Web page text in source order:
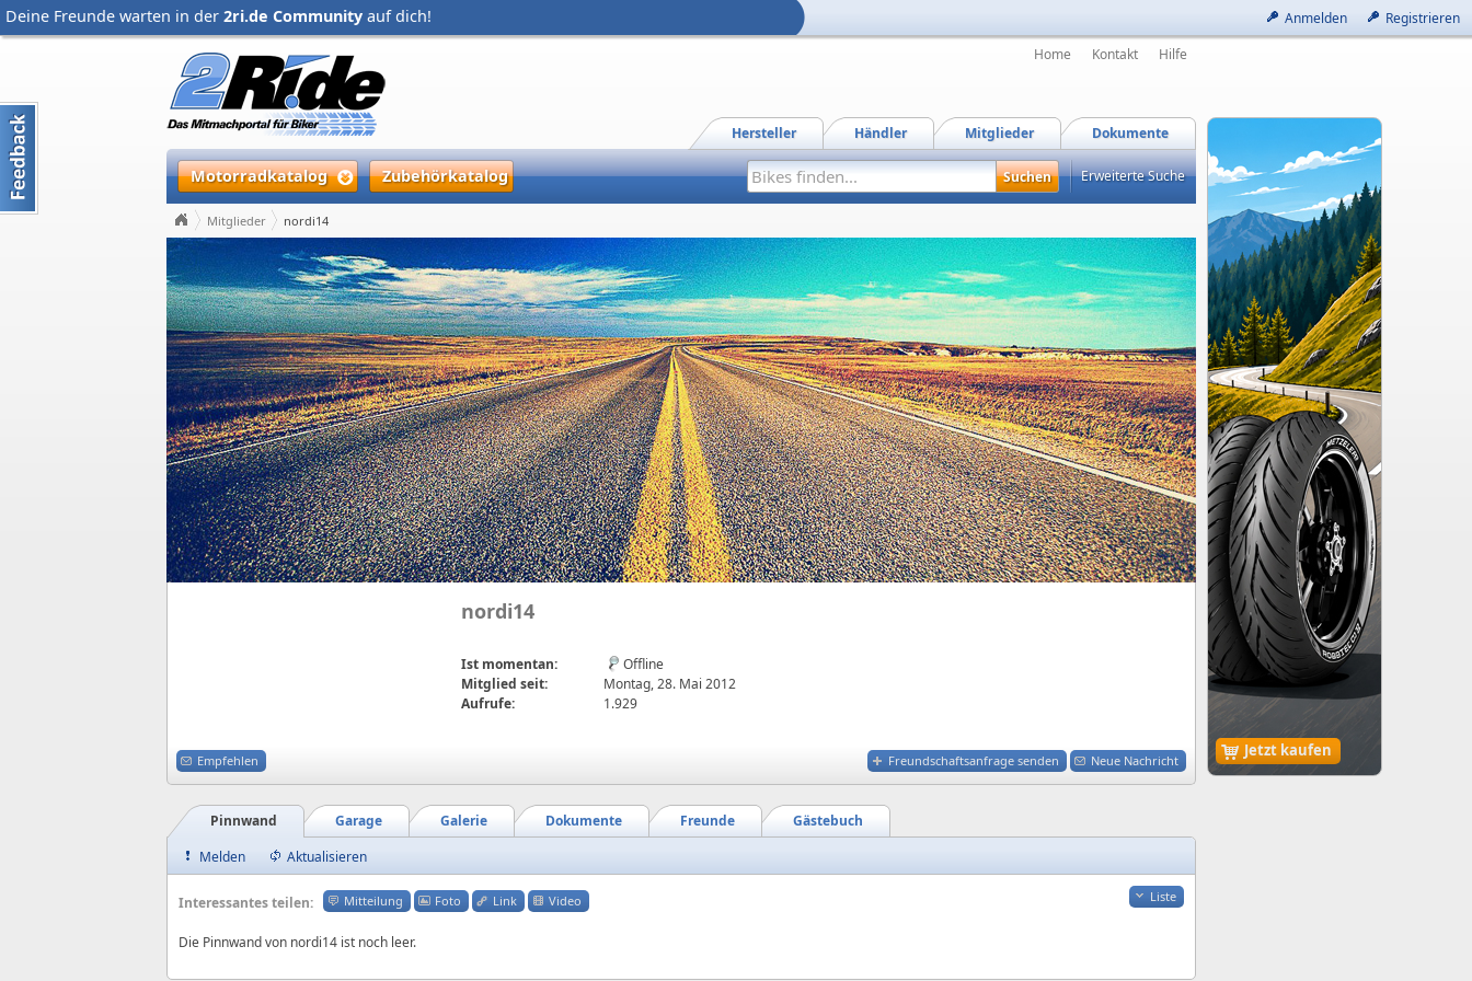
Anmelden Registrieren
Deine Freunde warten in der 2ri.de Community auf dich!
Jetzt kaufen
Home Kontakt Hilfe
Dokumente
Mitglieder
Händler
Hersteller
Motorradkatalog Zubehörkatalog Erweiterte Suche
Mitglieder nordi14
nordi14
Ist momentan:
Offline
Mitglied seit:
Montag, 28. Mai 2012
Aufrufe:
1.929
Freundschaftsanfrage senden Neue Nachricht
Empfehlen
Gästebuch
Freunde
Dokumente
Galerie
Garage
Pinnwand
Melden
Aktualisieren
Liste
Interessantes teilen: Mitteilung Foto Link Video
Die Pinnwand von nordi14 ist noch leer.